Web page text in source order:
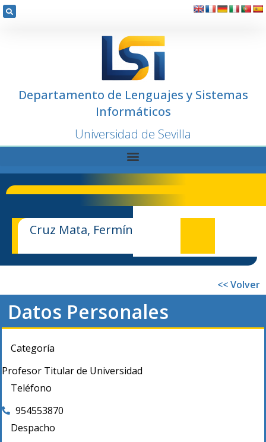
Departamento de Lenguajes y Sistemas
Informáticos
Universidad de Sevilla
Cruz Mata, Fermín
<< Volver
Datos Personales
Categoría
Profesor Titular de Universidad
Teléfono
954553870
Despacho